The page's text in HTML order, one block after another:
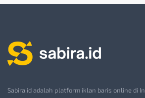
Sabira.id adalah platform iklan baris online di